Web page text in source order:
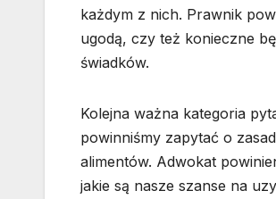
każdym z nich. Prawnik
ugodą, czy też konieczne
świadków.
Kolejna ważna kategoria
powinniśmy zapytać o
alimentów. Adwokat
jakie są nasze szanse na